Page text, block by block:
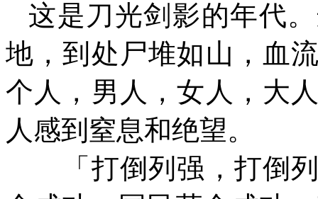
这是刀光剑影的年代
地，到处尸堆如山，血
个人，男人，女人，大
人感到窒息和绝望。
「打倒列强，打倒列